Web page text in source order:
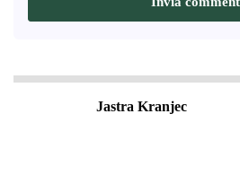
Jastra Kranjec